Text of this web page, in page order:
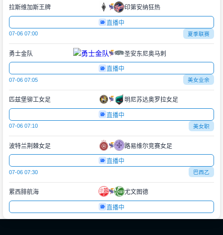
拉斯维加斯王牌 印第安纳狂热
直播中
07-06 07:00 夏季联赛
勇士金队 圣安东尼奥马刺
直播中
07-06 07:05 美女业余
匹兹堡铆工女足 明尼苏达奥罗拉女足
直播中
07-06 07:10 美女职
波特兰荆棘女足 路易维尔竞赛女足
直播中
07-06 07:30 巴西乙
累西腓航海 尤文图德
直播中